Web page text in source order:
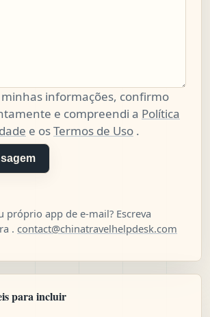
informações, confirmo
e compreendi a Política
e osTermos de Uso .
próprio app de e-mail? Escreva
. contact@chinatravelhelpdesk.com
para incluir